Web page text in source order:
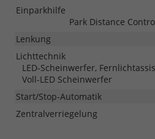
Einparkhilfe
Park Distance
Lenkung
Lichttechnik
LED-Scheinwerfer,
Voll-LED Scheinwerfer
Start/Stop-Automatik
Zentralverriegelung